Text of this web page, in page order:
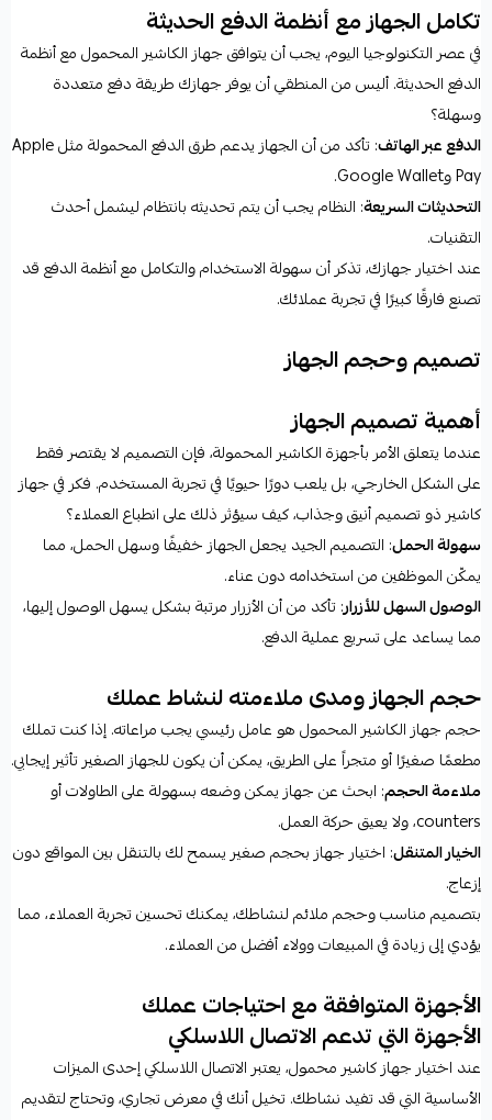
تكامل الجهاز مع أنظمة الدفع الحديثة
في عصر التكنولوجيا اليوم، يجب أن يتوافق جهاز الكاشير المحمول مع أنظمة
الدفع الحديثة. أليس من المنطقي أن يوفر جهازك طريقة دفع متعددة
وسهلة؟
الدفع عبر الهاتف
: تأكد من أن الجهاز يدعم طرق الدفع المحمولة مثل Apple
Pay وGoogle Wallet.
التحديثات السريعة: النظام يجب أن يتم تحديثه بانتظام ليشمل أحدث
التقنيات.
عند اختيار جهازك، تذكر أن سهولة الاستخدام والتكامل مع أنظمة الدفع قد
تصنع فارقًا كبيرًا في تجربة عملائك.
تصميم وحجم الجهاز
أهمية تصميم الجهاز
عندما يتعلق الأمر بأجهزة الكاشير المحمولة، فإن التصميم لا يقتصر فقط
على الشكل الخارجي، بل يلعب دورًا حيويًا في تجربة المستخدم. فكر في جهاز
كاشير ذو تصميم أنيق وجذاب، كيف سيؤثر ذلك على انطباع العملاء؟
سهولة الحمل: التصميم الجيد يجعل الجهاز خفيفًا وسهل الحمل، مما
يمكّن الموظفين من استخدامه دون عناء.
الوصول السهل للأزرار: تأكد من أن الأزرار مرتبة بشكل يسهل الوصول إليها،
مما يساعد على تسريع عملية الدفع.
حجم الجهاز ومدى ملاءمته لنشاط عملك
حجم جهاز الكاشير المحمول هو عامل رئيسي يجب مراعاته. إذا كنت تملك
مطعمًا صغيرًا أو متجراً على الطريق، يمكن أن يكون للجهاز الصغير تأثير إيجابي.
ملاءمة الحجم: ابحث عن جهاز يمكن وضعه بسهولة على الطاولات أو
counters، ولا يعيق حركة العمل.
الخيار المتنقل: اختيار جهاز بحجم صغير يسمح لك بالتنقل بين المواقع دون
إزعاج.
بتصميم مناسب وحجم ملائم لنشاطك، يمكنك تحسين تجربة العملاء، مما
يؤدي إلى زيادة في المبيعات وولاء أفضل من العملاء.
الأجهزة المتوافقة مع احتياجات عملك
الأجهزة التي تدعم الاتصال اللاسلكي
عند اختيار جهاز كاشير محمول، يعتبر الاتصال اللاسلكي إحدى الميزات
الأساسية التي قد تفيد نشاطك. تخيل أنك في معرض تجاري، وتحتاج لتقديم